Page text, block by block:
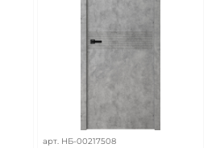
арт. НБ-00217508